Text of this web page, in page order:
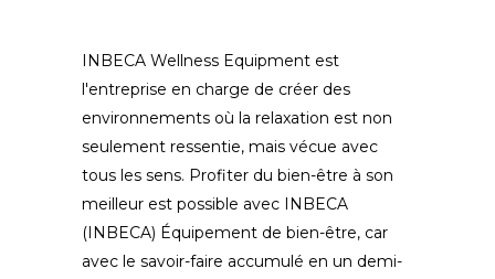
INBECA Wellness Equipment est
l'entreprise en charge de créer des
environnements où la relaxation est non
seulement ressentie, mais vécue avec
tous les sens. Profiter du bien-être à son
meilleur est possible avec INBECA
(INBECA) Équipement de bien-être, car
avec le savoir-faire accumulé en un demi-